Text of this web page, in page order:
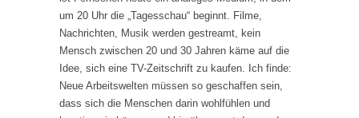
um 20 Uhr die „Tagesschau“ beginnt. Filme,
Nachrichten, Musik werden gestreamt, kein
Mensch zwischen 20 und 30 Jahren käme auf die
Idee, sich eine TV-Zeitschrift zu kaufen. Ich finde:
Neue Arbeitswelten müssen so geschaffen sein,
dass sich die Menschen darin wohlfühlen und